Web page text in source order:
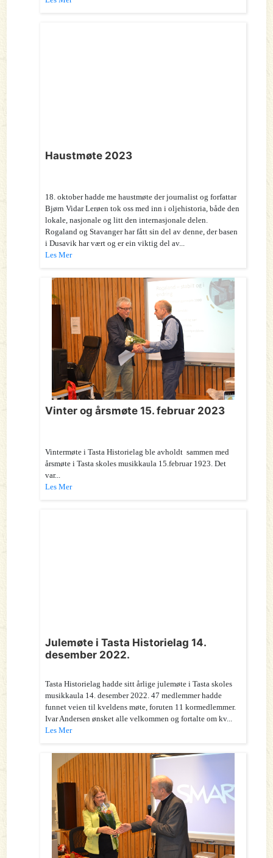
Haustmøte 2023
18. oktober hadde me haustmøte der journalist og forfattar
Bjørn Vidar Lerøen tok oss med inn i oljehistoria, både den
lokale, nasjonale og litt den internasjonale delen.
Rogaland og Stavanger har fått sin del av denne, der basen
i Dusavik har vært og er ein viktig del av...
Les Mer
Vinter og årsmøte 15. februar 2023
Vintermøte i Tasta Historielag ble avholdt sammen med
årsmøte i Tasta skoles musikkaula 15.februar 1923. Det
var...
Les Mer
Julemøte i Tasta Historielag 14.
desember 2022.
Tasta Historielag hadde sitt årlige julemøte i Tasta skoles
musikkaula 14. desember 2022. 47 medlemmer hadde
funnet veien til kveldens møte, foruten 11 kormedlemmer.
Ivar Andersen ønsket alle velkommen og fortalte om kv...
Les Mer